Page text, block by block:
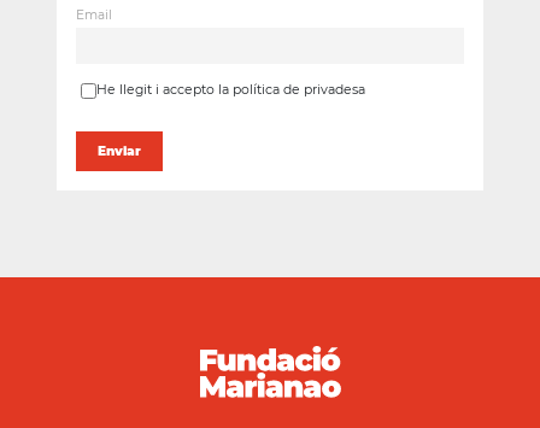
Email
He llegit i accepto la política de privadesa